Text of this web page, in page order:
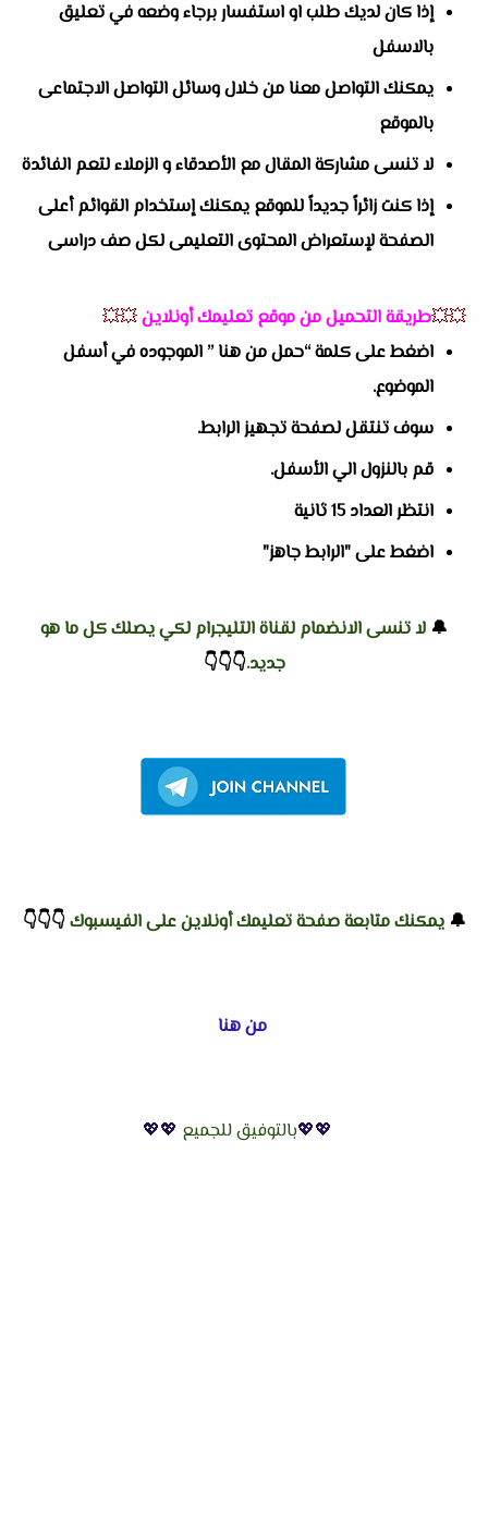
إذا كان لديك طلب او استفسار برجاء وضعه في تعليق
بالاسفل
يمكنك التواصل معنا من خلال وسائل التواصل الاجتماعى
بالموقع
لا تنسى مشاركة المقال مع الأصدقاء و الزملاء لتعم الفائدة
إذا كنت زائراً جديداً للموقع يمكنك إستخدام القوائم أعلى
الصفحة لإستعراض المحتوى التعليمى لكل صف دراسى
💥💥طريقة التحميل من موقع تعليمك أونلاين💥💥
اضغط على كلمة “حمل من هنا ” الموجوده في أسفل
الموضوع.
سوف تنتقل لصفحة تجهيز الرابط.
قم بالنزول الي الأسفل.
انتظر العداد 15 ثانية
اضغط على "الرابط جاهز"
🔔 لا تنسى الانضمام لقناة التليجرام لكي يصلك كل ما هو
جديد.👇
👇
👇
🔔يمكنك متابعة صفحة تعليمك أونلاين على الفيسبوك👇
👇
👇
من هنا
💖💖بالتوفيق للجميع 💖💖